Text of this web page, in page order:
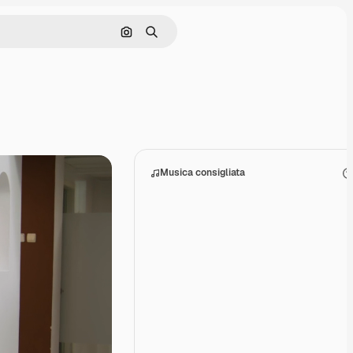
Cerca per immagine
Ricerca
Musica consigliata